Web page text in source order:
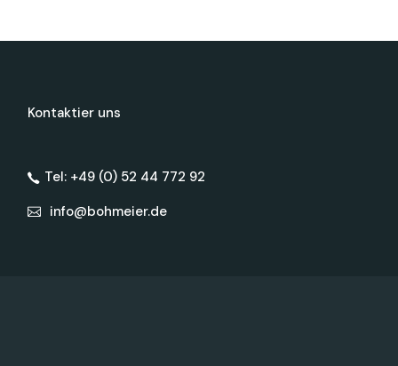
Kontaktier uns
Tel: +49 (0) 52 44 772 92
info@bohmeier.de